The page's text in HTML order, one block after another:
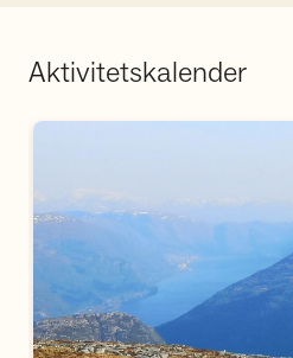
Aktivitetskalender